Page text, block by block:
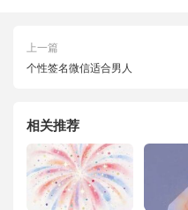
上一篇
个性签名微信适合男人
相关推荐